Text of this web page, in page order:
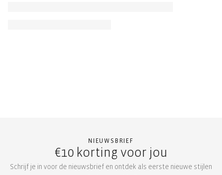
NIEUWSBRIEF
€10 korting voor jou
Schrijf je in voor de nieuwsbrief en ontdek als eerste nieuwe stijlen